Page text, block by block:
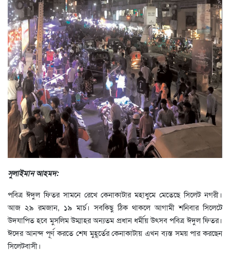
সুলাইমান আহমদ:
পবিত্র ঈদুল ফিতর সামনে রেখে কেনাকাটার মহাধুমে মেতেছে সিলেট নগরী।
আজ ২৯ রমজান, ১৯ মার্চ। সবকিছু ঠিক থাকলে আগামী শনিবার সিলেটে
উদযাপিত হবে মুসলিম উম্মাহর অন্যতম প্রধান ধর্মীয় উৎসব পবিত্র ঈদুল ফিতর।
ঈদের আনন্দ পূর্ণ করতে শেষ মুহূর্তের কেনাকাটায় এখন ব্যস্ত সময় পার করছেন
সিলেটবাসী।